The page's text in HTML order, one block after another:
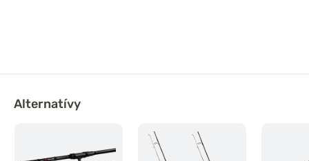
Alternatívy